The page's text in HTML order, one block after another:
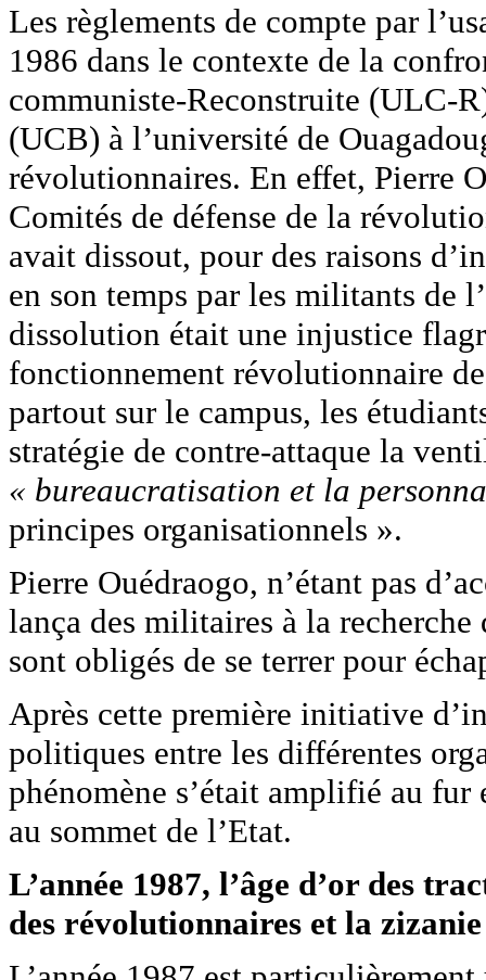
Les règlements de compte par
1986 dans le contexte de la
communiste-Reconstruite (ULC-
(UCB) à l’université de
révolutionnaires. En effet, Pierre
Comités de défense de la
avait dissout, pour des raisons
en son temps par les militants de
dissolution était une injustice
fonctionnement révolutionnaire
partout sur le campus, les
stratégie de contre-attaque la
« bureaucratisation et la
principes organisationnels ».
Pierre Ouédraogo, n’étant pas
lança des militaires à la recherche
sont obligés de se terrer pour
Après cette première initiative
politiques entre les différentes
phénomène s’était amplifié au fur
au sommet de l’Etat.
L’année 1987, l’âge d’or des
des révolutionnaires et la